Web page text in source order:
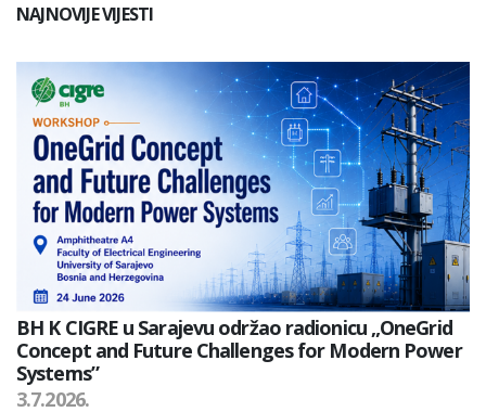
NAJNOVIJE VIJESTI
BH K CIGRE u Sarajevu održao radionicu „OneGrid
Concept and Future Challenges for Modern Power
Systems”
3.7.2026.